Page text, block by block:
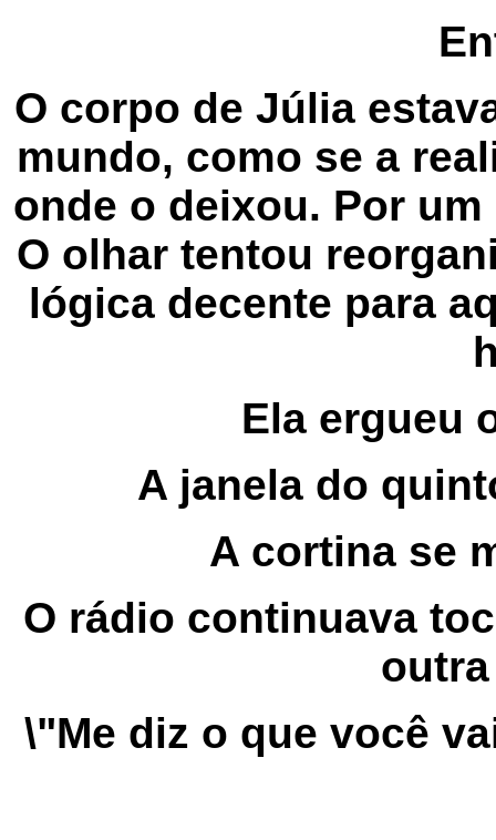
O corpo de Júlia
mundo, como se a
onde o deixou. Por
O olhar tentou
lógica decente para
Ela ergueu
A janela do
A cortina se
O rádio continuava
\"Me diz o que você